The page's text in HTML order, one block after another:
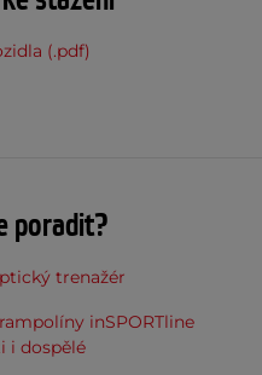
(.pdf)
poradit?
trenažér
inSPORTline
i dospělé